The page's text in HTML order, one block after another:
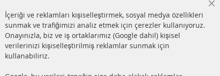
info@contra-automotive.de
facebook
instagram
HIZLI LİNKLER
MÜŞTERİ
İçeriği ve reklamları kişiselleştirmek, sosyal medya özellikleri
sunmak ve trafiğimizi analiz etmek için çerezler kullanıyoruz.
Onayınızla, biz ve iş ortaklarımız (Google dahil) kişisel
verilerinizi kişiselleştirilmiş reklamlar sunmak için
kullanabiliriz.